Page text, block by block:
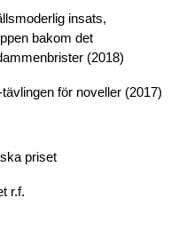
insats,
bakom det
(2018)
för noveller (2017)
priset
r.f.